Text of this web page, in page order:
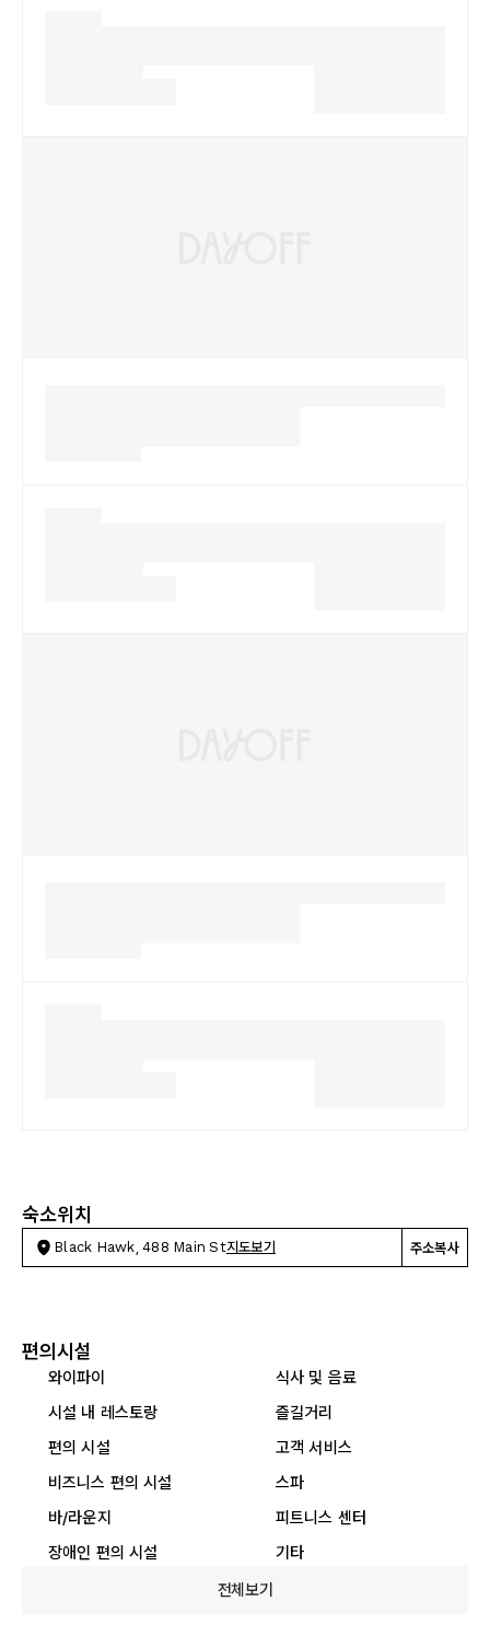
숙소위치
Black Hawk, 488 Main St지도보기 주소복사
편의시설
와이파이
식사 및 음료
시설 내 레스토랑
즐길거리
편의 시설
고객 서비스
비즈니스 편의 시설
스파
바/라운지
피트니스 센터
장애인 편의 시설
기타
전체보기